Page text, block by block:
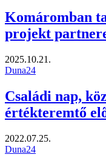
Komáromban
projekt
2025.10.21.
Duna24
Családi nap,
értékteremtő
2022.07.25.
Duna24